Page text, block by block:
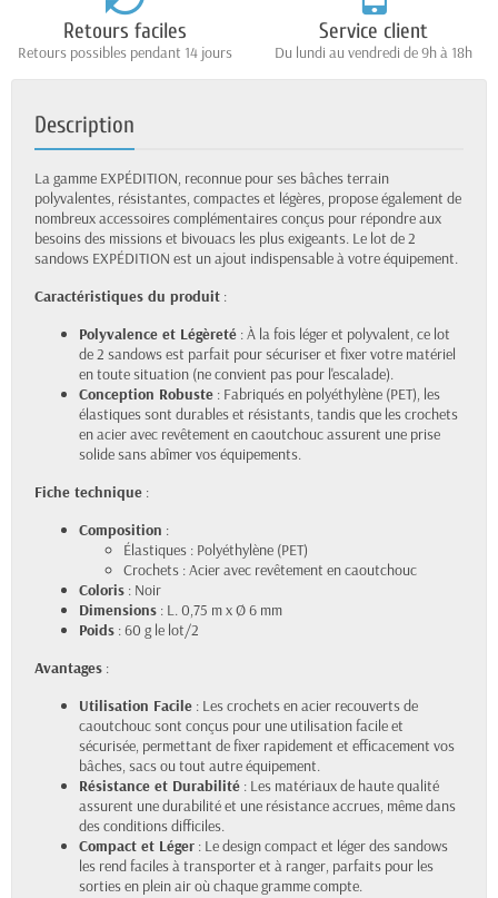
Retours faciles
Retours possibles pendant 14 jours
Service client
Du lundi au vendredi de 9h à 18h
Description
La gamme EXPÉDITION, reconnue pour ses bâches terrain
polyvalentes, résistantes, compactes et légères, propose également de
nombreux accessoires complémentaires conçus pour répondre aux
besoins des missions et bivouacs les plus exigeants. Le lot de 2
sandows EXPÉDITION est un ajout indispensable à votre équipement.
Caractéristiques du produit :
Polyvalence et Légèreté : À la fois léger et polyvalent, ce lot
de 2 sandows est parfait pour sécuriser et fixer votre matériel
en toute situation (ne convient pas pour l'escalade).
Conception Robuste : Fabriqués en polyéthylène (PET), les
élastiques sont durables et résistants, tandis que les crochets
en acier avec revêtement en caoutchouc assurent une prise
solide sans abîmer vos équipements.
Fiche technique :
Composition :
Élastiques : Polyéthylène (PET)
Crochets : Acier avec revêtement en caoutchouc
Coloris : Noir
Dimensions : L. 0,75 m x Ø 6 mm
Poids : 60 g le lot/2
Avantages :
Utilisation Facile : Les crochets en acier recouverts de
caoutchouc sont conçus pour une utilisation facile et
sécurisée, permettant de fixer rapidement et efficacement vos
bâches, sacs ou tout autre équipement.
Résistance et Durabilité : Les matériaux de haute qualité
assurent une durabilité et une résistance accrues, même dans
des conditions difficiles.
Compact et Léger : Le design compact et léger des sandows
les rend faciles à transporter et à ranger, parfaits pour les
sorties en plein air où chaque gramme compte.